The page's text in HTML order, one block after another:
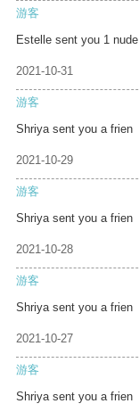
游客
Estelle sent you 1 nude
2021-10-31
游客
Shriya sent you a frien
2021-10-29
游客
Shriya sent you a frien
2021-10-28
游客
Shriya sent you a frien
2021-10-27
游客
Shriya sent you a frien